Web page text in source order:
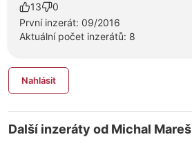
13
0
První inzerát: 09/2016
Aktuální počet inzerátů: 8
Nahlásit
Další inzeráty od Michal Mareš